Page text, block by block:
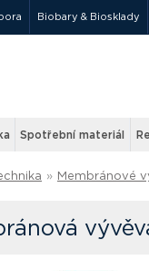
Biobary & Biosklady
Spotřební materiál
» Membránové